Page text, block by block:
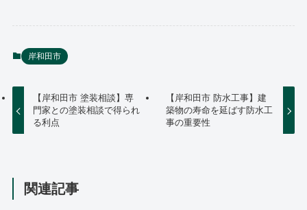
岸和田市
【岸和田市 塗装相談】専
門家との塗装相談で得られ
る利点
【岸和田市 防水工事】建
築物の寿命を延ばす防水工
事の重要性
関連記事